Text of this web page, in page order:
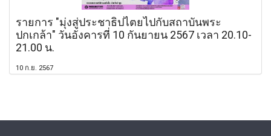
รายการ "มุ่งสู่ประชาธิปไตยไปกับสถาบันพระ
ปกเกล้า" วันอังคารที่ 10 กันยายน 2567 เวลา 20.10-
21.00 น.
10 ก.ย. 2567